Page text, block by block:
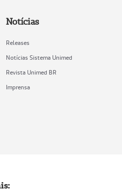
Notícias
Releases
Notícias Sistema Unimed
Revista Unimed BR
Imprensa